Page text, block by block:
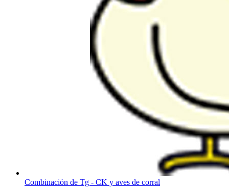
Combinación de Tg - CK y aves de corral